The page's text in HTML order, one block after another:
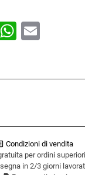
Email
Condizioni di vendita
per ordini
in 2/3 giorni